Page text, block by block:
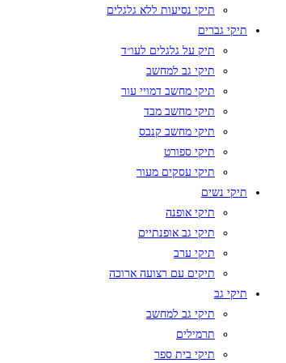
תיקי נסיעות ללא גלגלים
תיקי גברים
תיק על גלגלים לעו״ד
תיקי גב למחשב
תיקי מחשב דמויי עור
תיקי מחשב מבד
תיקי מחשב קנבס
תיקי ספורט
תיקי עסקים מעור
תיקי נשים
תיקי אופנה
תיקי גב אופנתיים
תיקי ערב
תיקים עם רצועה ארוכה
תיקי גב
תיקי גב למחשב
תרמילים
תיקי בית ספר